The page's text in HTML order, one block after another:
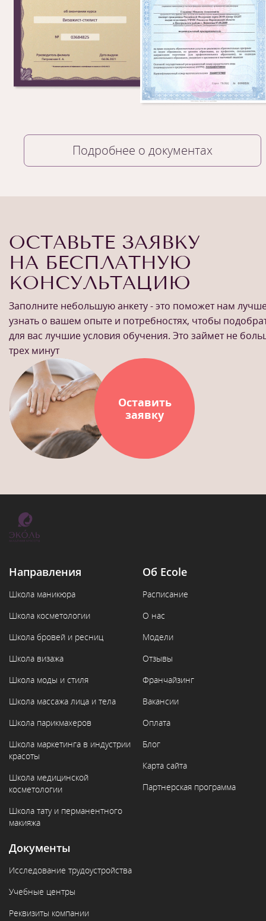
Подробнее о документах
ОСТАВЬТЕ ЗАЯВКУ
НА БЕСПЛАТНУЮ
КОНСУЛЬТАЦИЮ
Заполните небольшую анкету - это поможет нам
узнать о вашем опыте и потребностях, чтобы
для вас лучшие условия обучения. Это займет не
трех минут
Оставить
заявку
Направления
Школа маникюра
Школа косметологии
Школа бровей и ресниц
Школа визажа
Школа моды и стиля
Школа массажа лица и тела
Школа парикмахеров
Школа маркетинга в индустрии
красоты
Школа медицинской
косметологии
Школа тату и перманентного
макияжа
Об Ecole
Расписание
О нас
Модели
Отзывы
Франчайзинг
Вакансии
Оплата
Блог
Карта сайта
Партнерская программа
Документы
Исследование трудоустройства
Учебные центры
Реквизиты компании